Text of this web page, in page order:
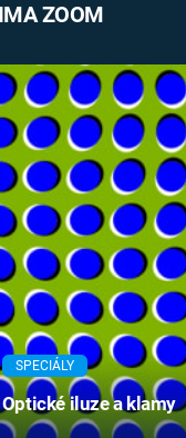
ZOOM
SPECIÁLY
Optické iluze a klamy